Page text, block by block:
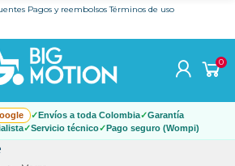
Pagos y reembolsos Términos de uso
0
Envíos a toda Colombia
Garantía
Servicio técnico Pago seguro (Wompi)